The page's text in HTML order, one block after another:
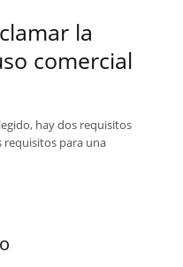
la
comercial
hay dos requisitos
requisitos para una